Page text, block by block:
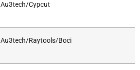
Au3tech/Cypcut
Au3tech/Raytools/Boci